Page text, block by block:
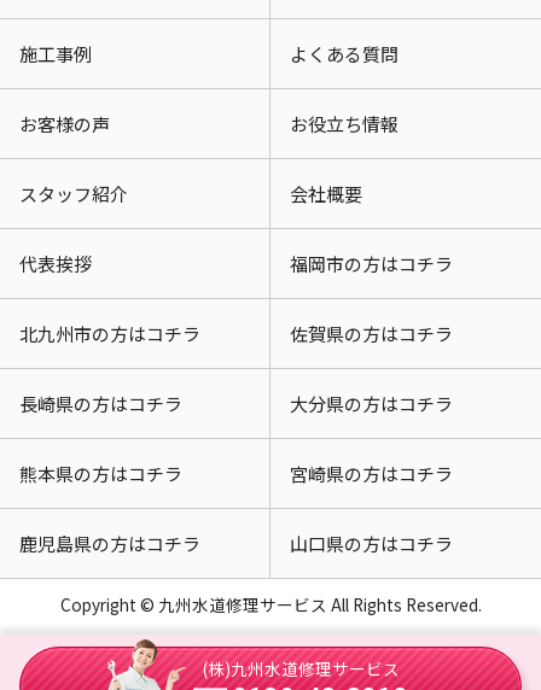
施工事例 よくある質問
お客様の声 お役立ち情報
スタッフ紹介 会社概要
代表挨拶 福岡市の方はコチラ
北九州市の方はコチラ 佐賀県の方はコチラ
長崎県の方はコチラ 大分県の方はコチラ
熊本県の方はコチラ 宮崎県の方はコチラ
鹿児島県の方はコチラ 山口県の方はコチラ
Copyright © 九州水道修理サービス All Rights Reserved.
(株)九州水道修理サービス